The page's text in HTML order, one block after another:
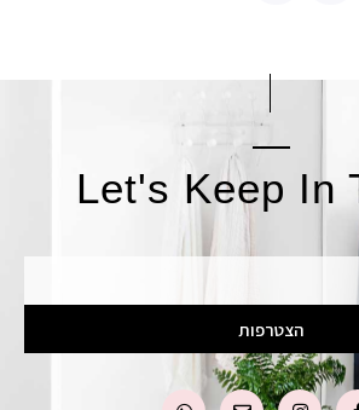
Let's Keep In
הצטרפות